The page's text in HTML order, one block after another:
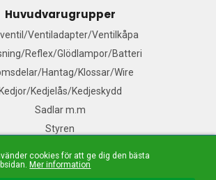
cookies för att ge dig den bästa
Mer information
Huvudvarugrupper
Ventiladapter/Ventilkåpa
Reflex/Glödlampor/Batteri
Hantag/Klossar/Wire
Kedjor/Kedjelås/Kedjeskydd
Sadlar m.m
Styren
| Tel: 076-140 91 99| E-handelslösning från